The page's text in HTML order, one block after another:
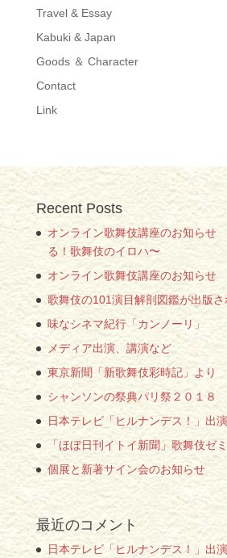
Travel & Essay
Kabuki & Japan
Goods ＆ Character
Contact
Link
Recent Posts
オンライン歌舞伎講座のお知らせ
る！歌舞伎のイロハ〜
オンライン歌舞伎講座のお知らせ
歌舞伎の101演目解剖図鑑が出版さ
味なシネマ紀行「カンノーリ」
メディア出演、講演など
東京新聞「新歌舞伎彩時記」より
シャンソンの祭典パリ祭２０１８
日本テレビ「ヒルナンデス！」出
「ほぼ日刊イトイ新聞」歌舞伎ゼ
個展と新著サイン会のお知らせ
最近のコメント
日本テレビ「ヒルナンデス！」出